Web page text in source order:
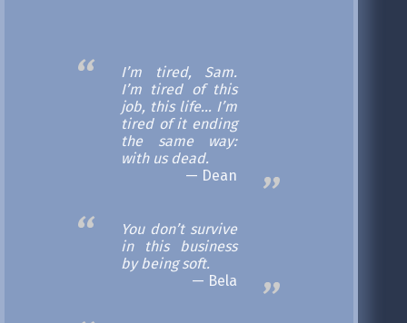
I’m tired, Sam.
I’m tired of this
job, this life… I’m
tired of it ending
the same way:
with us dead.
Dean
You don’t survive
in this business
by being soft.
Bela